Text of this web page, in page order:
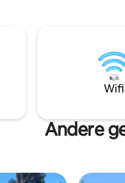
op
& Chips,
er een
Dit is
meeste
Wifi
Andere